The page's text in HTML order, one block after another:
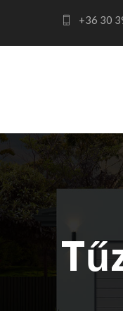
+36 30